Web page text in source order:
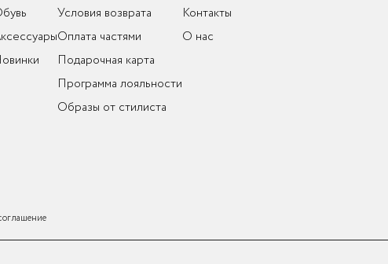
Условия возврата
Оплата частями
Подарочная карта
Программа лояльности
Образы от стилиста
Контакты
О нас